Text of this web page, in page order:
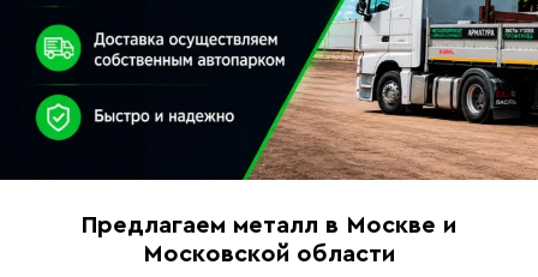
Предлагаем металл в Москве и
Московской области